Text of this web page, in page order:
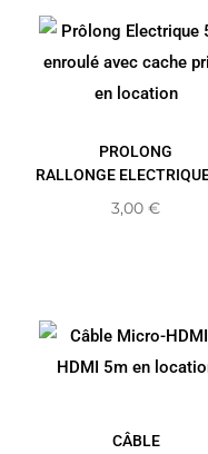
PROLONG
RALLONGE
3,00 €
CÂBLE